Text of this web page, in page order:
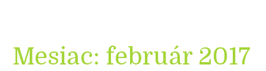
Mesiac: február 2017